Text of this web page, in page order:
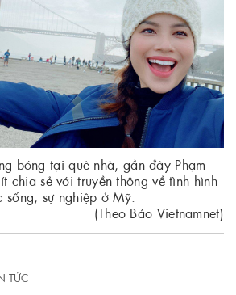
bóng tại quê nhà, gần đây Phạm
chia sẻ với truyền thông về tình hình
sống, sự nghiệp ở Mỹ.
(Theo Báo Vietnamnet)
TỨC